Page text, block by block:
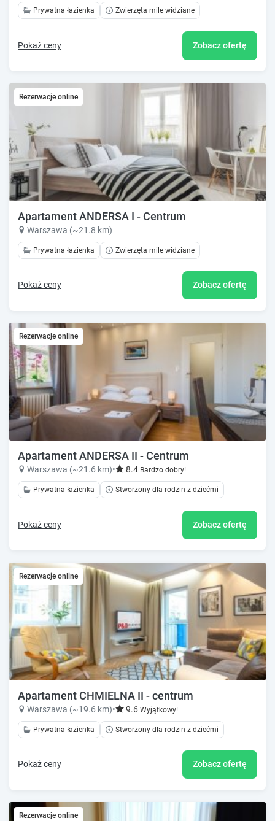
Prywatna łazienka Zwierzęta mile widziane
Pokaż ceny Zobacz ofertę
Rezerwacje online
Apartament ANDERSA I - Centrum
Warszawa (~21.8 km)
Prywatna łazienka Zwierzęta mile widziane
Pokaż ceny Zobacz ofertę
Rezerwacje online
Apartament ANDERSA II - Centrum
Warszawa (~21.6 km)• 8.4 Bardzo dobry!
Prywatna łazienka Stworzony dla rodzin z dziećmi
Pokaż ceny Zobacz ofertę
Rezerwacje online
Apartament CHMIELNA II - centrum
Warszawa (~19.6 km)• 9.6 Wyjątkowy!
Prywatna łazienka Stworzony dla rodzin z dziećmi
Pokaż ceny Zobacz ofertę
Rezerwacje online